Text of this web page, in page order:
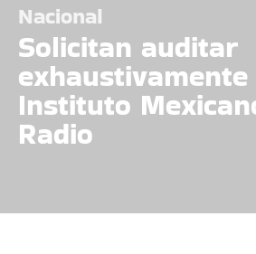
Nacional
Solicitan auditar
exhaustivamente
Instituto
Radio